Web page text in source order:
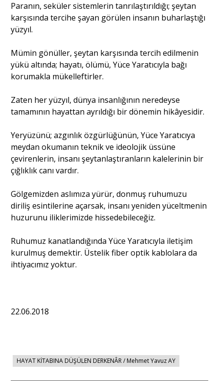
Paranın, seküler sistemlerin tanrılaştırıldığı; şeytan
karşısında tercihe şayan görülen insanın buharlaştığı
yüzyıl.
Mümin gönüller, şeytan karşısında tercih edilmenin
yükü altında; hayatı, ölümü, Yüce Yaratıcıyla bağı
korumakla mükelleftirler.
Zaten her yüzyıl, dünya insanlığının neredeyse
tamamının hayattan ayrıldığı bir dönemin hikâyesidir.
Yeryüzünü; azgınlık özgürlüğünün, Yüce Yaratıcıya
meydan okumanın teknik ve ideolojik üssüne
çevirenlerin, insanı şeytanlaştıranların kalelerinin bir
çığlıklık canı vardır.
Gölgemizden aslımıza yürür, donmuş ruhumuzu
diriliş esintilerine açarsak, insanı yeniden yüceltmenin
huzurunu iliklerimizde hissedebileceğiz.
Ruhumuz kanatlandığında Yüce Yaratıcıyla iletişim
kurulmuş demektir. Üstelik fiber optik kablolara da
ihtiyacımız yoktur.
22.06.2018
HAYAT KİTABINA DÜŞÜLEN DERKENÂR / Mehmet Yavuz AY